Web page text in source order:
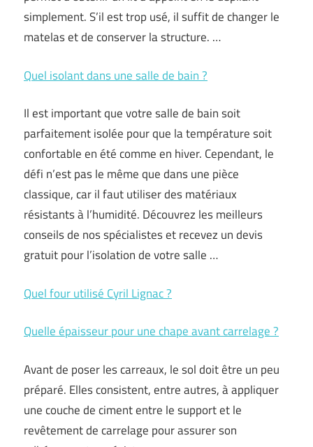
simplement. S’il est trop usé, il suffit de changer le
matelas et de conserver la structure. …
Quel isolant dans une salle de bain ?
Il est important que votre salle de bain soit
parfaitement isolée pour que la température soit
confortable en été comme en hiver. Cependant, le
défi n’est pas le même que dans une pièce
classique, car il faut utiliser des matériaux
résistants à l’humidité. Découvrez les meilleurs
conseils de nos spécialistes et recevez un devis
gratuit pour l’isolation de votre salle …
Quel four utilisé Cyril Lignac ?
Quelle épaisseur pour une chape avant carrelage ?
Avant de poser les carreaux, le sol doit être un peu
préparé. Elles consistent, entre autres, à appliquer
une couche de ciment entre le support et le
revêtement de carrelage pour assurer son